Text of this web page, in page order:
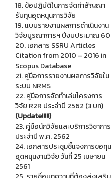
18. ข้อปฏิบัติในการจัดทำสัญญา
รับทุนอุดหนุนการวิจัย
19. แบบรายงานผลการดำเนินงาน
วิจัยบูรณาการฯ ปีงบประมาณ 60
20. เอกสาร SSRU Articles
Citation from 2010 – 2016 in
Scopus Database
21. คู่มือการรายงานผลการวิจัยใน
ระบบ NRMS
22. คู่มือการจัดทำเล่มโครงการ
วิจัย R2R ประจำปี 2562 (3 บท)
(Update!!!!!)
23. คู่มือนักวิจัยและบริการวิชาการ
ประจำปี พ.ศ. 2562
24. เอกสารประชุมชี้แจงการขอทุน
อุดหนุนงานวิจัย วันที่ 25 เมษายน
2561